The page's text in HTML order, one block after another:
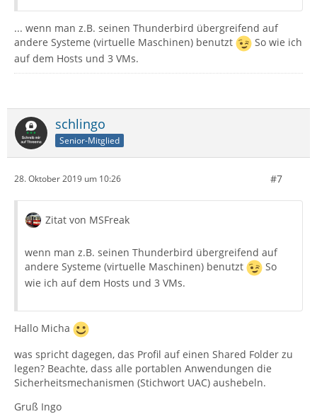
... wenn man z.B. seinen Thunderbird übergreifend auf
andere Systeme (virtuelle Maschinen) benutzt
So wie ich
auf dem Hosts und 3 VMs.
schlingo
Senior-Mitglied
28. Oktober 2019 um 10:26 #7
Zitat von MSFreak
wenn man z.B. seinen Thunderbird übergreifend auf
andere Systeme (virtuelle Maschinen) benutzt
So
wie ich auf dem Hosts und 3 VMs.
Hallo Micha
was spricht dagegen, das Profil auf einen Shared Folder zu
legen? Beachte, dass alle portablen Anwendungen die
Sicherheitsmechanismen (Stichwort UAC) aushebeln.
Gruß Ingo